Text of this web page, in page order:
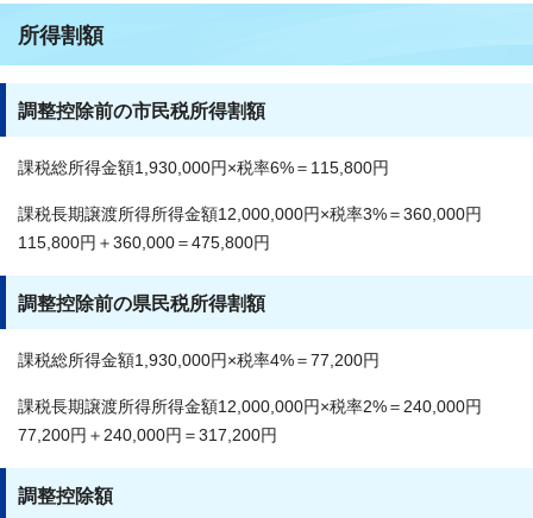
所得割額
調整控除前の市民税所得割額
課税総所得金額1,930,000円×税率6%＝115,800円
課税長期譲渡所得所得金額12,000,000円×税率3%＝360,000円
115,800円＋360,000＝475,800円
調整控除前の県民税所得割額
課税総所得金額1,930,000円×税率4%＝77,200円
課税長期譲渡所得所得金額12,000,000円×税率2%＝240,000円
77,200円＋240,000円＝317,200円
調整控除額